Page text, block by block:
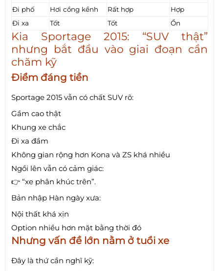
Đi phố Hơi cồng kềnh Rất hợp
Hợp
Đi xa
Tốt Tốt Ổn
Kia Sportage 2015: “SUV thật”
nhưng bắt đầu vào giai đoạn cần
chăm kỹ
Điểm đáng tiền
Sportage 2015 vẫn có chất SUV rõ:
Gầm cao thật
Khung xe chắc
Đi xa đầm
Không gian rộng hơn Kona và ZS khá nhiều
Ngồi lên vẫn có cảm giác:
👉 “xe phân khúc trên”.
Bản nhập Hàn ngày xưa:
Nội thất khá xịn
Option nhiều hơn mặt bằng thời đó
Nhưng vấn đề lớn nằm ở tuổi xe
Đây là thứ cần nghĩ kỹ: